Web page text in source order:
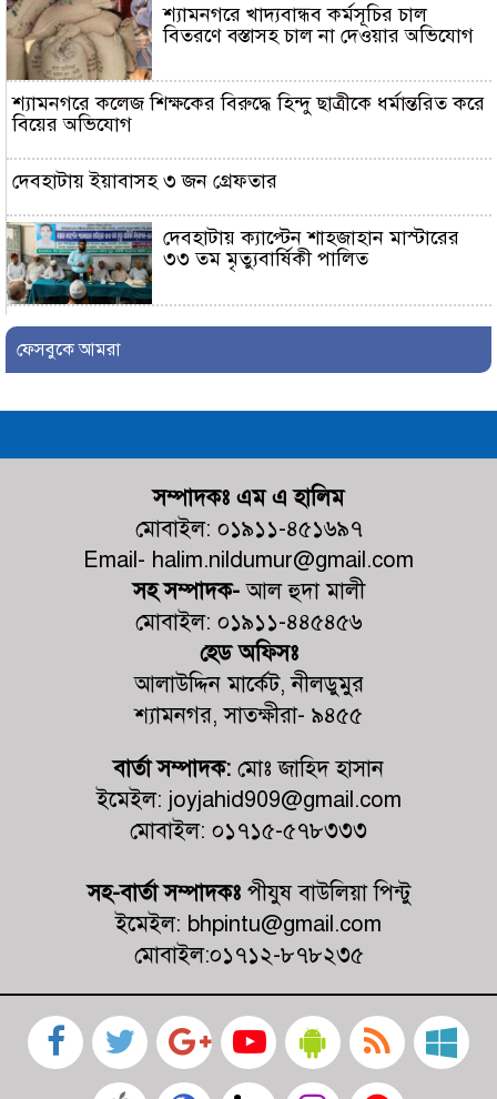
শ্যামনগরে খাদ্যবান্ধব কর্মসূচির চাল
বিতরণে বস্তাসহ চাল না দেওয়ার অভিযোগ
শ্যামনগরে কলেজ শিক্ষকের বিরুদ্ধে হিন্দু ছাত্রীকে ধর্মান্তরিত করে
বিয়ের অভিযোগ
দেবহাটায় ইয়াবাসহ ৩ জন গ্রেফতার
দেবহাটায় ক্যাপ্টেন শাহজাহান মাস্টারের
৩৩ তম মৃত্যুবার্ষিকী পালিত
সাবেক ছাত্রদল নেতা ও লন্ডন প্রবাসী জাহাঙ্গীর আলমের পিতার
দাফন সম্পন্ন
শ্যামনগরে ফেসবুকে ছড়ানো ভিডিওকে
নুরনগরে গ্রাম্য ডাক্তারের ভুল চিকিৎসার
কারণে রোগীর মৃ+ত্যুর অভিযোগ,
ঘটনাস্থলে পুলিশ
কালিগঞ্জের পল্লীতে পৈতৃক ভিটা থেকে
সন্তান উচ্ছেদের পায়তারার প্রতিবাদে
মানববন্ধন
ভোট আসে জনপ্রতিনিধি হয়, কিন্তু
মহেশ্বরপুরের কোন উন্নয়ন হয়না
কালিগঞ্জ কুশুলিয়া উচ্চ মাধ্যমিক
বিদ্যালয়ের কমিটির অভিষেক অনুষ্ঠিত
ফেসবুকে আমরা
সম্পাদকঃ এম এ হালিম
মোবাইল: ০১৯১১-৪৫১৬৯৭
Email- halim.nildumur@gmail.com
সহ সম্পাদক-আল হুদা মালী
মোবাইল: ০১৯১১-৪৪৫৪৫৬
হেড অফিসঃ
আলাউদ্দিন মার্কেট, নীলডুমুর
শ্যামনগর, সাতক্ষীরা- ৯৪৫৫
বার্তা সম্পাদক: মোঃ জাহিদ হাসান
ইমেইল: joyjahid909@gmail.com
মোবাইল: ০১৭১৫-৫৭৮৩৩৩
সহ-বার্তা সম্পাদকঃপীযুষ বাউলিয়া পিন্টু
ইমেইল: bhpintu@gmail.com
মোবাইল:০১৭১২-৮৭৮২৩৫